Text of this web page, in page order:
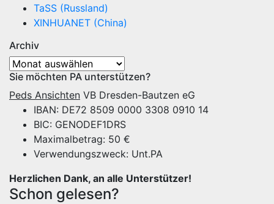
TaSS (Russland)
XINHUANET (China)
Archiv
Archiv
Sie möchten PA unterstützen?
Peds Ansichten VB Dresden-Bautzen eG
IBAN: DE72 8509 0000 3308 0910 14
BIC: GENODEF1DRS
Maximalbetrag: 50 €
Verwendungszweck: Unt.PA
Herzlichen Dank, an alle Unterstützer!
Schon gelesen?